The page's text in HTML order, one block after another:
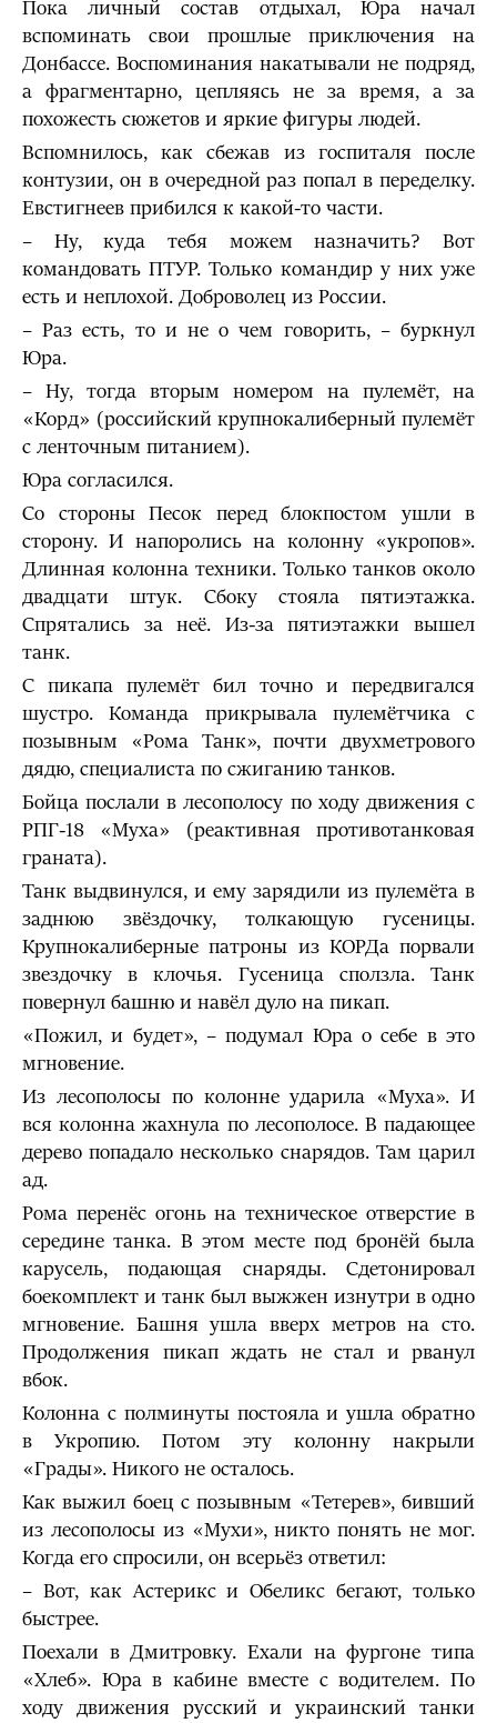
Пока личный состав отдыхал, Юра начал
вспоминать свои прошлые приключения на
Донбассе. Воспоминания накатывали не подряд,
а фрагментарно, цепляясь не за время, а за
похожесть сюжетов и яркие фигуры людей.
Вспомнилось, как сбежав из госпиталя после
контузии, он в очередной раз попал в переделку.
Евстигнеев прибился к какой-то части.
– Ну, куда тебя можем назначить? Вот
командовать ПТУР. Только командир у них уже
есть и неплохой. Доброволец из России.
– Раз есть, то и не о чем говорить, – буркнул
Юра.
– Ну, тогда вторым номером на пулемёт, на
«Корд» (российский крупнокалиберный пулемёт
с ленточным питанием).
Юра согласился.
Со стороны Песок перед блокпостом ушли в
сторону. И напоролись на колонну «укропов».
Длинная колонна техники. Только танков около
двадцати штук. Сбоку стояла пятиэтажка.
Спрятались за неё. Из-за пятиэтажки вышел
танк.
С пикапа пулемёт бил точно и передвигался
шустро. Команда прикрывала пулемётчика с
позывным «Рома Танк», почти двухметрового
дядю, специалиста по сжиганию танков.
Бойца послали в лесополосу по ходу движения с
РПГ-18 «Муха» (реактивная противотанковая
граната).
Танк выдвинулся, и ему зарядили из пулемёта в
заднюю звёздочку, толкающую гусеницы.
Крупнокалиберные патроны из КОРДа порвали
звездочку в клочья. Гусеница сползла. Танк
повернул башню и навёл дуло на пикап.
«Пожил, и будет», – подумал Юра о себе в это
мгновение.
Из лесополосы по колонне ударила «Муха». И
вся колонна жахнула по лесополосе. В падающее
дерево попадало несколько снарядов. Там царил
ад.
Рома перенёс огонь на техническое отверстие в
середине танка. В этом месте под бронёй была
карусель, подающая снаряды. Сдетонировал
боекомплект и танк был выжжен изнутри в одно
мгновение. Башня ушла вверх метров на сто.
Продолжения пикап ждать не стал и рванул
вбок.
Колонна с полминуты постояла и ушла обратно
в Укропию. Потом эту колонну накрыли
«Грады». Никого не осталось.
Как выжил боец с позывным «Тетерев», бивший
из лесополосы из «Мухи», никто понять не мог.
Когда его спросили, он всерьёз ответил:
– Вот, как Астерикс и Обеликс бегают, только
быстрее.
Поехали в Дмитровку. Ехали на фургоне типа
«Хлеб». Юра в кабине вместе с водителем. По
ходу движения русский и украинский танки